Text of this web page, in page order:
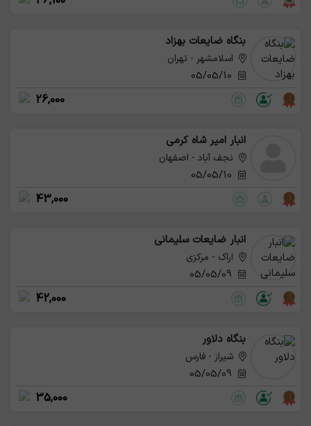
بنگاه ضایعات بهزاد
اسلامشهر - تهران
26,000
انبار امیر شاه کرمی
نجف آباد - اصفهان
43,000
انبار ضایعات سلیمانی
اراک - مرکزی
42,000
بنگاه دلاور
شیراز - فارس
35,000